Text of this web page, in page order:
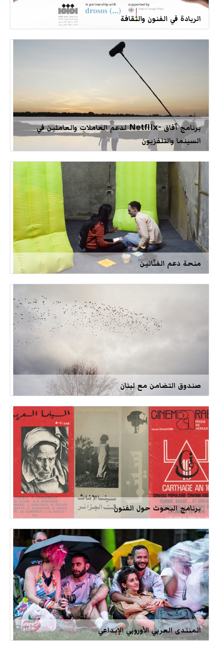
الريادة في الفنون والثقافة
برنامج آفاق -Netflix لدعم العاملات والعاملين في
السينما والتلفزيون
منحة دعم الفنّانين
صندوق التضامن مع لبنان
برنامج البحوث حول الفنون
المنتدى العربي الأوروبي الإبداعي